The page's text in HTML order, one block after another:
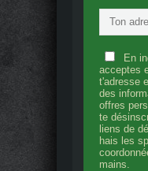
En
acceptes
t'adresse
des
offres
te
liens de
hais les
mains.